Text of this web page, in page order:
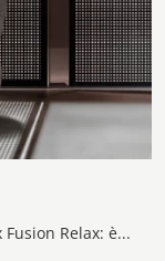
Clicca e scopri di più sulla poltrona relax Fusion Relax: è ideale per accompagnare ogni movimento con facilità; guarda tutte le Poltrone relax in ...